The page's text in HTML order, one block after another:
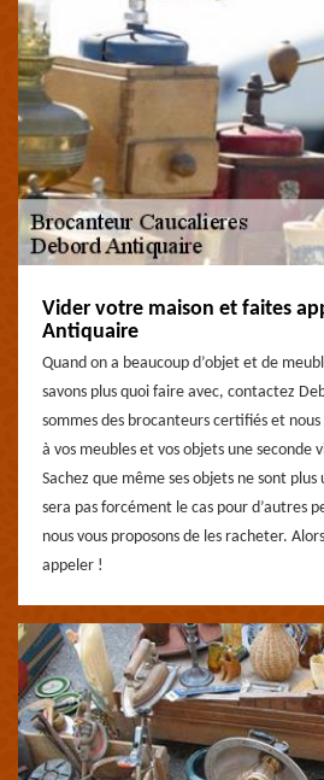
Vider votre maison et faites
Antiquaire
Quand on a beaucoup d’objet et de
savons plus quoi faire avec, contactez
sommes des brocanteurs certifiés et
à vos meubles et vos objets une seconde
Sachez que même ses objets ne sont
sera pas forcément le cas pour d’autres
nous vous proposons de les racheter.
appeler !